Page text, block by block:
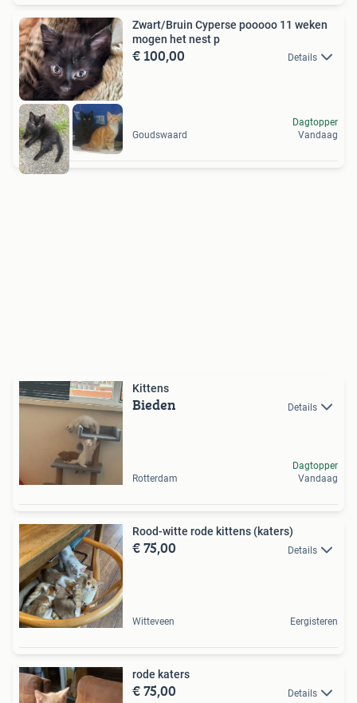
Zwart/Bruin Cyperse pooooo 11 weken
mogen het nest p
€ 100,00 Details
Goudswaard
Dagtopper
Vandaag
Kittens
Bieden Details
Rotterdam
Dagtopper
Vandaag
Rood-witte rode kittens (katers)
€ 75,00 Details
Witteveen Eergisteren
rode katers
€ 75,00 Details